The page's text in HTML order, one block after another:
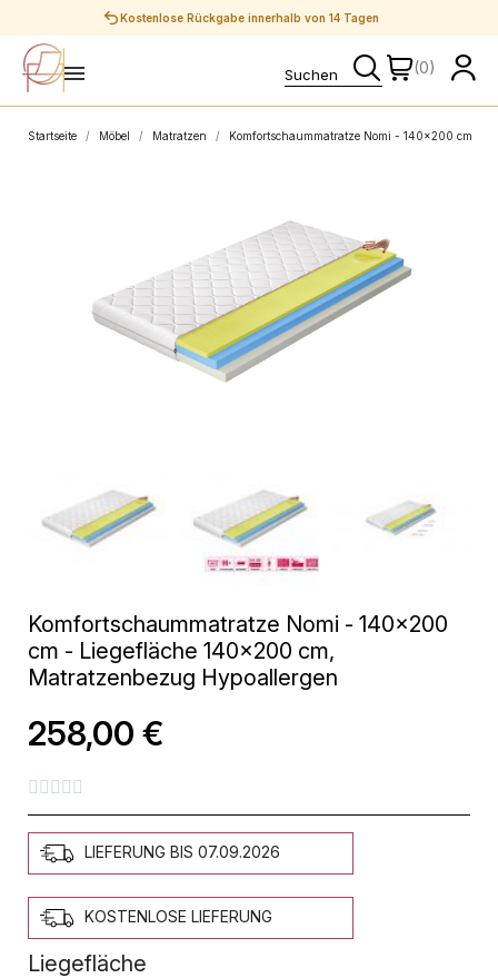
Sichere Zahlungen
(0)
Startseite Möbel Matratzen Komfortschaummatratze Nomi - 140x200 cm
Komfortschaummatratze Nomi - 140x200
cm - Liegefläche 140x200 cm,
Matratzenbezug Hypoallergen
258,00 €
    
LIEFERUNG BIS 07.09.2026
KOSTENLOSE LIEFERUNG
Liegefläche